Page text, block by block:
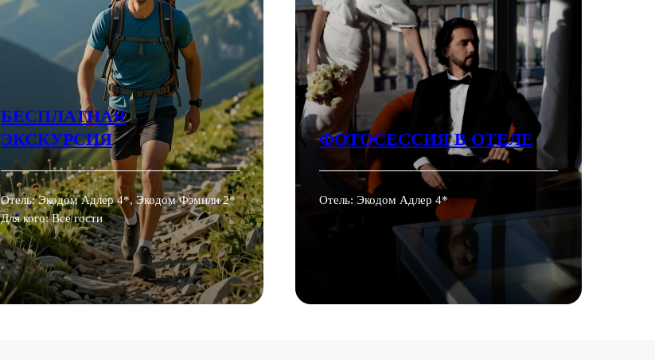
БЕСПЛАТНАЯ
ЭКСКУРСИЯ
Отель: Экодом Адлер 4*, Экодом Фэмили 2*
Для кого: Все гости
ФОТОСЕССИЯ В ОТЕЛЕ
Отель: Экодом Адлер 4*